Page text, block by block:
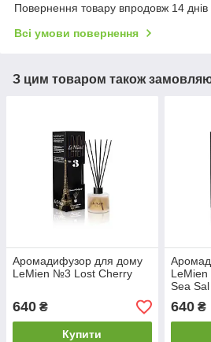
Повернення товару впродовж 14 днів
Всі умови повернення
З цим товаром також
Аромадифузор для дому
LeMien №3 Lost Cherry
640 ₴
Купити
Sea Sal
640₴